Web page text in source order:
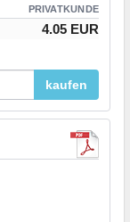
PRIVATKUNDE
4.05 EUR
kaufen